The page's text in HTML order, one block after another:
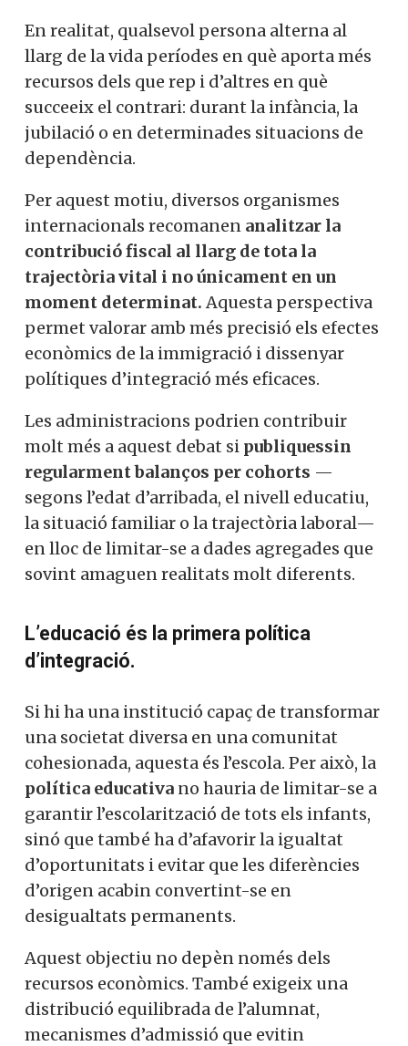
En realitat, qualsevol persona alterna al
llarg de la vida períodes en què aporta més
recursos dels que rep i d’altres en què
succeeix el contrari: durant la infància, la
jubilació o en determinades situacions de
dependència.
Per aquest motiu, diversos organismes
internacionals recomanen analitzar la
contribució fiscal al llarg de tota la
trajectòria vital i no únicament en un
moment determinat. Aquesta perspectiva
permet valorar amb més precisió els efectes
econòmics de la immigració i dissenyar
polítiques d’integració més eficaces.
Les administracions podrien contribuir
molt més a aquest debat si publiquessin
regularment balanços per cohorts —
segons l’edat d’arribada, el nivell educatiu,
la situació familiar o la trajectòria laboral—
en lloc de limitar-se a dades agregades que
sovint amaguen realitats molt diferents.
L’educació és la primera política
d’integració.
Si hi ha una institució capaç de transformar
una societat diversa en una comunitat
cohesionada, aquesta és l’escola. Per això, la
política educativa no hauria de limitar-se a
garantir l’escolarització de tots els infants,
sinó que també ha d’afavorir la igualtat
d’oportunitats i evitar que les diferències
d’origen acabin convertint-se en
desigualtats permanents.
Aquest objectiu no depèn només dels
recursos econòmics. També exigeix una
distribució equilibrada de l’alumnat,
mecanismes d’admissió que evitin